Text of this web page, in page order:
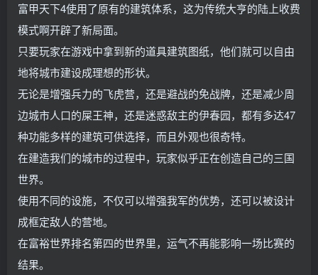
富甲天下4使用了原有的建筑体系，这为传统大亨的陆上收费
模式啊开辟了新局面。
只要玩家在游戏中拿到新的道具建筑图纸，他们就可以自由
地将城市建设成理想的形状。
无论是增强兵力的飞虎营，还是避战的免战牌，还是减少周
边城市人口的屎王神，还是迷惑敌主的伊春园，都有多达47
种功能多样的建筑可供选择，而且外观也很奇特。
在建造我们的城市的过程中，玩家似乎正在创造自己的三国
世界。
使用不同的设施，不仅可以增强我军的优势，还可以被设计
成框定敌人的营地。
在富裕世界排名第四的世界里，运气不再能影响一场比赛的
结果。